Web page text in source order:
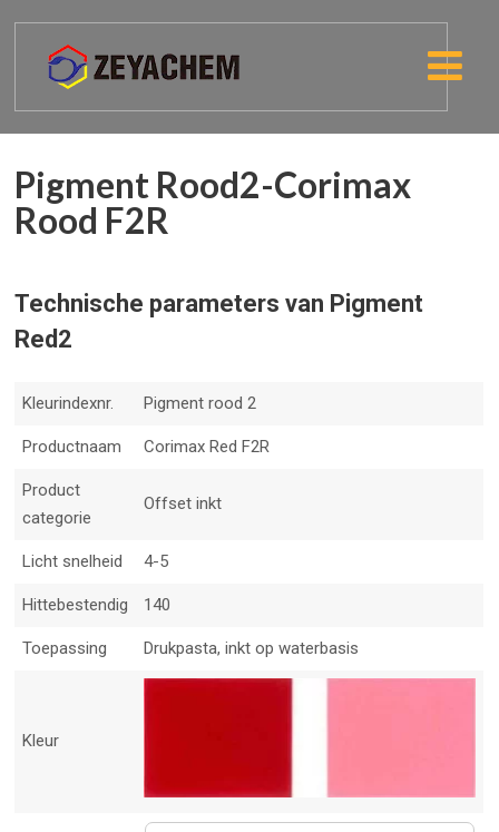
Pigment Rood2-Corimax
Rood F2R
Technische parameters van Pigment
Red2
Kleurindexnr. Pigment rood 2
Productnaam Corimax Red F2R
Product
categorie
Offset inkt
Licht snelheid 4-5
Hittebestendig 140
Toepassing Drukpasta, inkt op waterbasis
Kleur